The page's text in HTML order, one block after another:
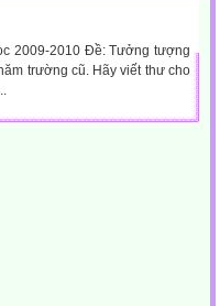
2009-2010 Đề: Tưởng tượng
trường cũ. Hãy viết thư cho